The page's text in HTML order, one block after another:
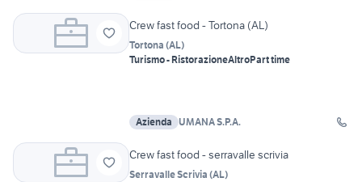
Crew fast food - Tortona (AL)
Tortona (AL)
Turismo - RistorazioneAltroPart time
Azienda UMANA S.P.A.
Crew fast food - serravalle scrivia
Serravalle Scrivia (AL)